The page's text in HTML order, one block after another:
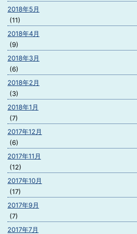
2018年5月
(11)
2018年4月
(9)
2018年3月
(6)
2018年2月
(3)
2018年1月
(7)
2017年12月
(6)
2017年11月
(12)
2017年10月
(17)
2017年9月
(7)
2017年7月